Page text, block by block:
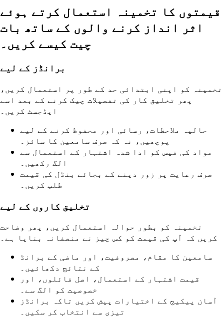
قیمتوں کا تخمینہ استعمال کرتے ہوئے
اثر انداز کرنے والوں کے ساتھ بات
چیت کیسے کریں۔
برانڈز کے لیے
تخمینہ کو اپنی ابتدائی حد کے طور پر استعمال کریں،
پھر تخلیق کار کی تفصیلات چیک کرنے کے بعد اسے
ایڈجسٹ کریں۔
حالیہ ملاحظات، رسائی اور محفوظ کرنے کے لیے
پوچھیں، نہ کہ صرف سامعین کا سائز۔
مواد کی فیس کو ادا شدہ اشتہار کے استعمال سے
الگ رکھیں۔
صرف رعایت پر زور دینے کے بجائے بنڈل کی قیمت
طلب کریں۔
تخلیق کاروں کے لیے
تخمینہ کو بطور حوالہ استعمال کریں، پھر وضاحت
کریں کہ آپ کی قیمت کو کس چیز نے منصفانہ بنایا ہے۔
سامعین کا مقام، مصروفیت، اور ماضی کے برانڈ
کے نتائج دکھائیں۔
قیمت اشتہار کے استعمال، اصل فائلوں، اور
خصوصیت کو الگ سے۔
آسان پیکیج کے اختیارات پیش کریں تاکہ برانڈز
تیزی سے انتخاب کر سکیں۔